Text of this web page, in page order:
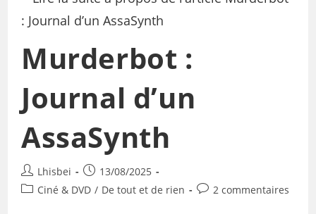
Murderbot :
Journal d’un
AssaSynth
Lhisbei
13/08/2025
Ciné & DVD / De tout et de rien 2 commentaires